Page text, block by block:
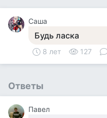
Саша
Будь ласка
8 лет 127
Ответы
Павел